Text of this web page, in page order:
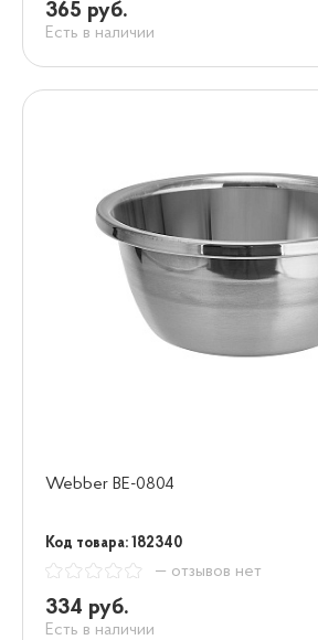
365 руб.
Есть в наличии
Webber BE-0804
Код товара: 182340
— отзывов нет
334 руб.
Есть в наличии